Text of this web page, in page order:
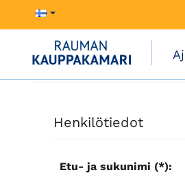
Henkilötiedot
Etu- ja sukunimi (*):